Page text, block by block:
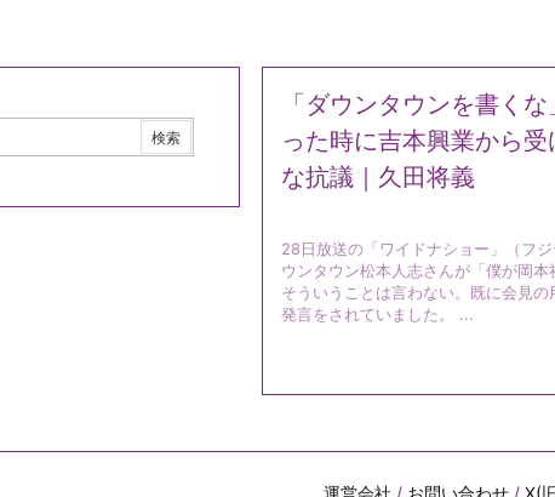
「ダウンタウンを書く
った時に吉本興業から
な抗議｜久田将義
28日放送の「ワイドナショー」（フ
ウンタウン松本人志さんが「僕が岡
そういうことは言わない。既に会見
発言をされていました。 ...
運営会社 / お問い合わせ/ X(